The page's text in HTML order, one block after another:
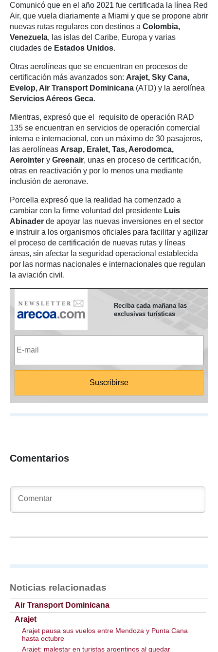
Comunicó que en el año 2021 fue certificada la línea Red
Air, que vuela diariamente a Miami y que se propone abrir
nuevas rutas regulares con destinos a Colombia,
Venezuela, las islas del Caribe, Europa y varias
ciudades de Estados Unidos.
Otras aerolíneas que se encuentran en procesos de
certificación más avanzados son: Arajet, Sky Cana,
Evelop, Air Transport Dominicana (ATD) y la aerolínea
Servicios Aéreos Geca.
Mientras, expresó que el requisito de operación RAD
135 se encuentran en servicios de operación comercial
interna e internacional, con un máximo de 30 pasajeros,
las aerolíneas Arsap, Eralet, Tas, Aerodomca,
Aerointer y Greenair, unas en proceso de certificación,
otras en reactivación y por lo menos una mediante
inclusión de aeronave.
Porcella expresó que la realidad ha comenzado a
cambiar con la firme voluntad del presidente Luis
Abinader de apoyar las nuevas inversiones en el sector
e instruir a los organismos oficiales para facilitar y agilizar
el proceso de certificación de nuevas rutas y líneas
áreas, sin afectar la seguridad operacional establecida
por las normas nacionales e internacionales que regulan
la aviación civil.
Reciba cada mañana las
exclusivas turísticas
Comentarios
Noticias relacionadas
Air Transport Dominicana
Arajet
Arajet pausa sus vuelos entre Mendoza y Punta Cana
hasta octubre
Arajet: malestar en turistas argentinos al quedar